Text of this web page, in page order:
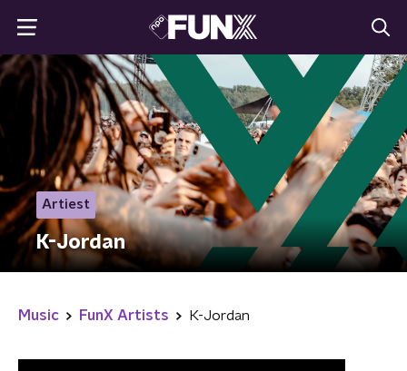
Artiest
K-Jordan
Music FunX Artists K-Jordan